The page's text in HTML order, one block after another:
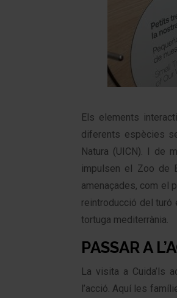
Els elements
diferents espècies
Natura (UICN). I de
impulsen el Zoo de
amenaçades, com el
reintroducció del
tortuga mediterrània.
PASSAR A
La visita a Cuida’ls
l’acció. Aquí les